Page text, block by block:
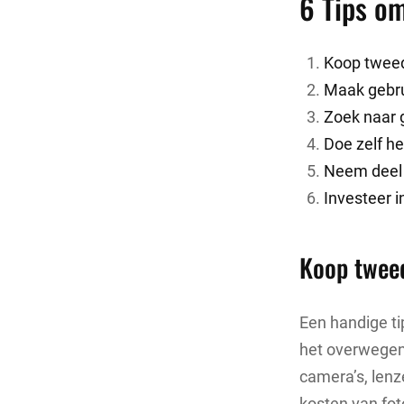
Koop
Maak
Zoek naar
Doe zelf
Neem
Investeer
Koop
Een handige
het
camera’s,